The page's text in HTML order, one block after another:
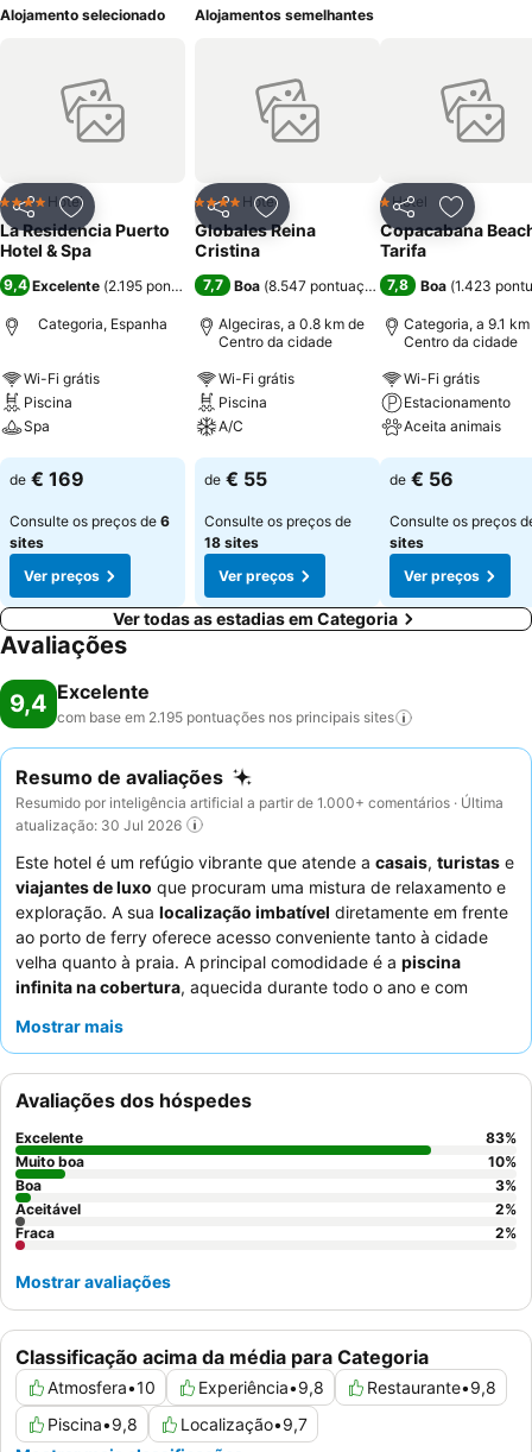
Alojamento selecionado
PartilharAdicionar aos favoritos
4 EstrelasHotel
La Residencia Puerto
Hotel & Spa
9,4 Excelente (2.195 pontuações )
Categoria, Espanha
Wi-Fi grátis
Piscina
Spa
Ver preços
de € 169
Consulte os preços de 6
sites
Ver preços
Alojamentos semelhantes
PartilharAdicionar aos favoritos
4 EstrelasHotel
Globales Reina
Cristina
7,7 Boa (8.547 pontuações)
Algeciras, a 0.8 km de
Centro da cidade
Wi-Fi grátis
Piscina
A/C
Ver preços
de € 55
Consulte os preços de
18 sites
Ver preços
Partilhar
1 Estrelas
Hotel
Copacabana
Tarifa
7,8 Boa (1.423
Categoria, a 9.1
Centro da cidade
Wi-Fi grátis
Estacionamento
Aceita animais
Ver preços
de € 56
Consulte os preços
sites
Ver preços
Ver todas as estadias em Categoria
Avaliações
9,4 Excelente
com base em 2.195 pontuações nos principais sites
Resumo de avaliações
Resumido por inteligência artificial a partir de 1.000+ comentários · Última
atualização: 30 Jul 2026
Este hotel é um refúgio vibrante que atende a casais, turistas e
viajantes de luxo que procuram uma mistura de relaxamento e
exploração. A sua localização imbatível diretamente em frente
ao porto de ferry oferece acesso conveniente tanto à cidade
velha quanto à praia. A principal comodidade é a piscina
infinita na cobertura, aquecida durante todo o ano e com
de piscina. Os hóspedes elogiam consistentemente os
almoço
, frequentemente descrito como um dos melhores de
Espanha. Para uma experiência verdadeiramente indulgente,
considere reservar um quarto com
ou uma
varanda para desfrutar da paisagem circundante.
Mostrar mais
Classificação acima da média para Categoria
Atmosfera•10 Experiência•9,8 Restaurante•9,8
Piscina•9,8 Localização•9,7
Avaliações dos hóspedes
Excelente 83%
Muito boa
10%
Boa
3%
Aceitável
2%
Fraca
2%
Mostrar avaliações